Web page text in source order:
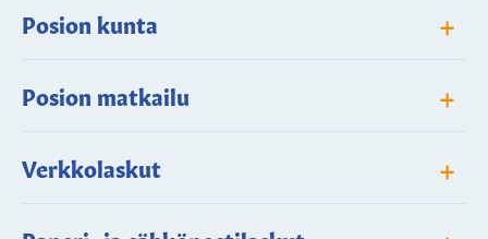
Posion kunta +
Posion matkailu +
Verkkolaskut +